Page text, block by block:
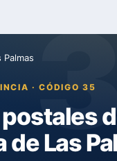
Palmas
· CÓDIGO 35
de Las